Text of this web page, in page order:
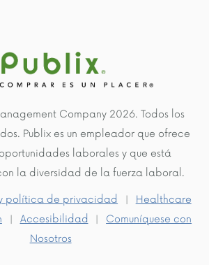
Company 2026. Todos los
Publix es un empleador que ofrece
laborales y que está
la diversidad de la fuerza laboral.
y política de privacidad
|
Healthcare
| Accesibilidad |
Comuníquese con
Nosotros